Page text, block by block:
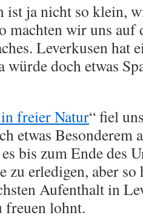
ist ja nicht so klein,
machten wir uns auf
Leverkusen hat
würde doch etwas
freier Natur“ fiel
etwas Besonderem
bis zum Ende des
zu erledigen, aber
Aufenthalt in
freuen lohnt.